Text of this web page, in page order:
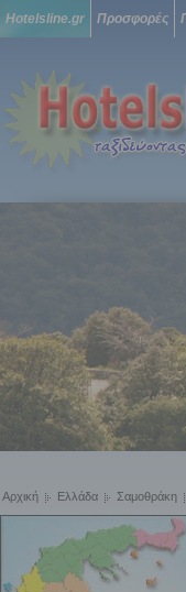
Hotelsline.gr Προσφορές
Αρχική Ελλάδα Σαμοθράκη